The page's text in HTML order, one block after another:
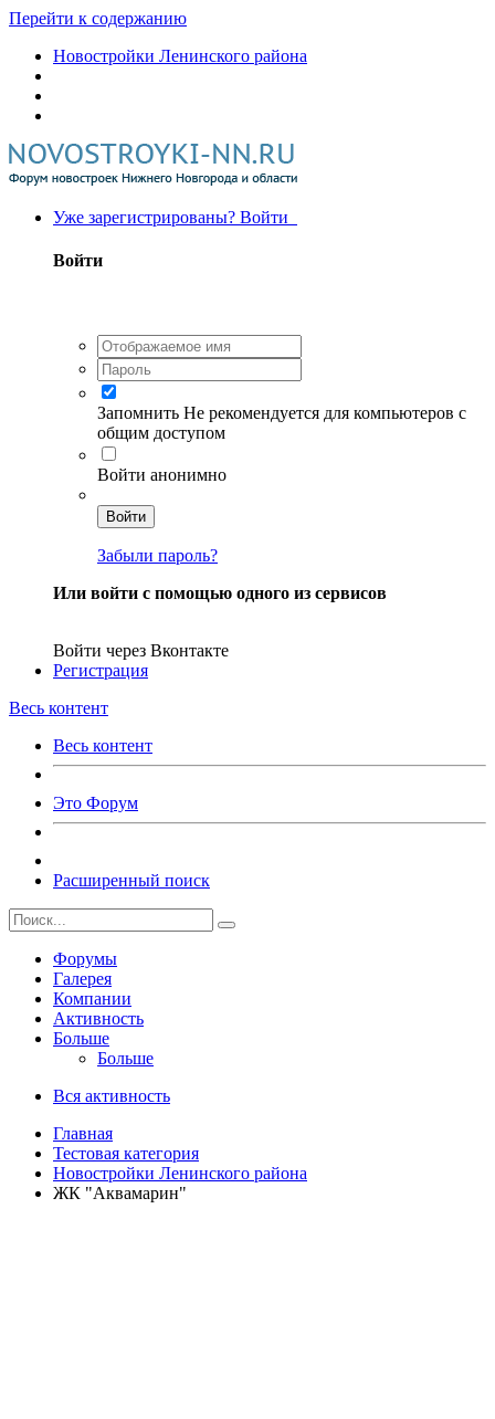
Перейти к содержанию
Новостройки Ленинского района
Уже зарегистрированы? Войти
Войти
Запомнить Не рекомендуется для компьютеров с
общим доступом
Войти анонимно
Войти
Забыли пароль?
Или войти с помощью одного из сервисов
Войти через Вконтакте
Регистрация
Весь контент
Весь контент
Это Форум
Расширенный поиск
Форумы
Галерея
Компании
Активность
Больше
Больше
Вся активность
Главная
Тестовая категория
Новостройки Ленинского района
ЖК "Аквамарин"